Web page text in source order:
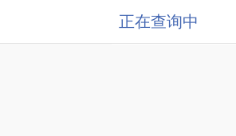
正在查询中